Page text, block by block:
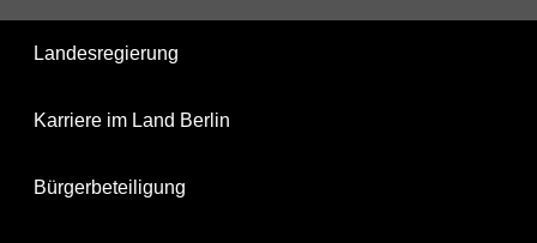
Landesregierung
Karriere im Land Berlin
Bürgerbeteiligung